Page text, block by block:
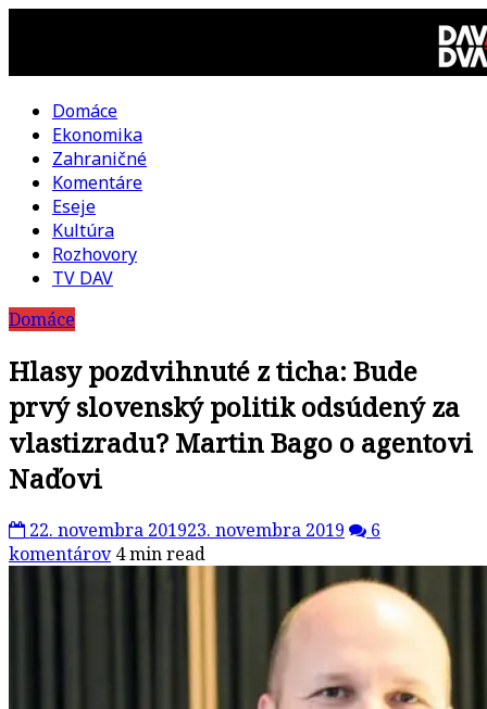
DAV
DVA
kultúrno-
politická
revue
Domáce
Ekonomika
Zahraničné
Komentáre
Eseje
Kultúra
Rozhovory
TV DAV
Domáce
Hlasy pozdvihnuté z ticha: Bude
prvý slovenský politik odsúdený za
vlastizradu? Martin Bago o agentovi
Naďovi
22. novembra 201923. novembra 2019
6
komentárov 4 min read